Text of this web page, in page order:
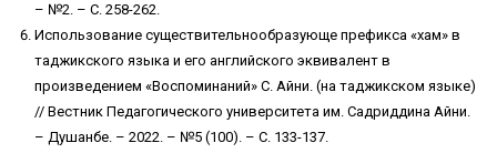
– №2. – С. 258-262.
Использование существительнообразующе префикса «хам» в
таджикского языка и его английского эквивалент в
произведением «Воспоминаний» С. Айни. (на таджикском языке)
// Вестник Педагогического университета им. Садриддина Айни.
– Душанбе. – 2022. – №5 (100). – С. 133-137.